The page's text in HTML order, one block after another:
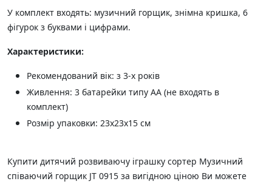
У комплект входять: музичний горщик, знімна кришка, 6
фігурок з буквами і цифрами.
Характеристики:
Рекомендований вік: з 3-х років
Живлення: 3 батарейки типу АА (не входять в
комплект)
Розмір упаковки: 23х23х15 см
Купити дитячий розвиваючу іграшку сортер Музичний
співаючий горщик JT 0915 за вигідною ціною Ви можете